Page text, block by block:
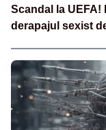
Scandal la UEFA!
derapajul sexist